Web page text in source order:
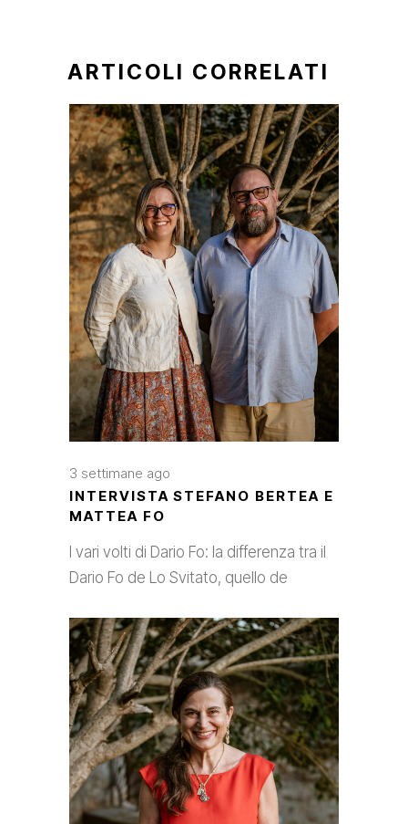
ARTICOLI CORRELATI
3 settimane ago
INTERVISTA STEFANO BERTEA E
MATTEA FO
I vari volti di Dario Fo: la differenza tra il
Dario Fo de Lo Svitato, quello de